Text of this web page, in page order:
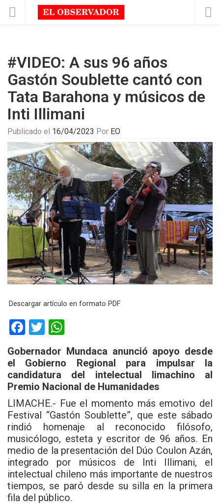
#VIDEO: A sus 96 años
Gastón Soublette cantó con
Tata Barahona y músicos de
Inti Illimani
Publicado el 16/04/2023 Por EO
Descargar artículo en formato PDF
F
ce
b
o
o
k
T
wi
tt
er
h
at
s
A
p
p
Gobernador Mundaca anunció apoyo desde
el Gobierno Regional para impulsar la
candidatura del intelectual limachino al
Premio Nacional de Humanidades
LIMACHE.- Fue el momento más emotivo del
Festival “Gastón Soublette”, que este sábado
rindió homenaje al reconocido filósofo,
musicólogo, esteta y escritor de 96 años. En
medio de la presentación del Dúo Coulon Azán,
integrado por músicos de Inti Illimani, el
intelectual chileno más importante de nuestros
tiempos, se paró desde su silla en la primera
fila del público.